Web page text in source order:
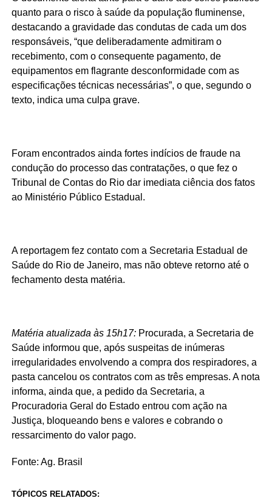
quanto para o risco à saúde da população fluminense,
destacando a gravidade das condutas de cada um dos
responsáveis, “que deliberadamente admitiram o
recebimento, com o consequente pagamento, de
equipamentos em flagrante desconformidade com as
especificações técnicas necessárias”, o que, segundo o
texto, indica uma culpa grave.
Foram encontrados ainda fortes indícios de fraude na
condução do processo das contratações, o que fez o
Tribunal de Contas do Rio dar imediata ciência dos fatos
ao Ministério Público Estadual.
A reportagem fez contato com a Secretaria Estadual de
Saúde do Rio de Janeiro, mas não obteve retorno até o
fechamento desta matéria.
Matéria atualizada às 15h17:Procurada, a Secretaria de
Saúde informou que, após suspeitas de inúmeras
irregularidades envolvendo a compra dos respiradores, a
pasta cancelou os contratos com as três empresas. A nota
informa, ainda que, a pedido da Secretaria, a
Procuradoria Geral do Estado entrou com ação na
Justiça, bloqueando bens e valores e cobrando o
ressarcimento do valor pago.
Fonte: Ag. Brasil
TÓPICOS RELATADOS: